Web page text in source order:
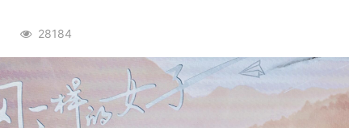
28184